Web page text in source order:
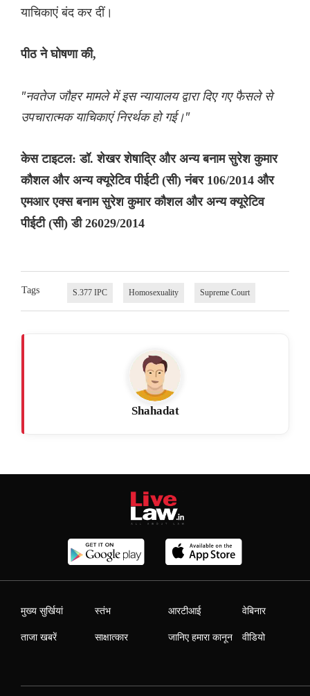
याचिकाएं बंद कर दीं।
पीठ ने घोषणा की,
"नवतेज जौहर मामले में इस न्यायालय द्वारा दिए गए फैसले से
उपचारात्मक याचिकाएं निरर्थक हो गई।"
केस टाइटल: डॉ. शेखर शेषाद्रि और अन्य बनाम सुरेश कुमार
कौशल और अन्य क्यूरेटिव पीईटी (सी) नंबर 106/2014 और
एमआर एक्स बनाम सुरेश कुमार कौशल और अन्य क्यूरेटिव
पीईटी (सी) डी 26029/2014
Tags S.377 IPC Homosexuality Supreme Court
Shahadat
मुख्य सुर्खियां
ताजा खबरें
स्तंभ
साक्षात्कार
आरटीआई
जानिए हमारा कानून
वेबिनार
वीडियो